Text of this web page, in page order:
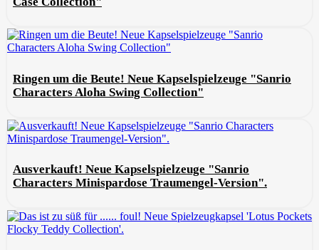
Ringen um die Beute! Neue Kapselspielzeuge "Sanrio
Characters Aloha Swing Collection"
Ausverkauft! Neue Kapselspielzeuge "Sanrio
Characters Minispardose Traumengel-Version".